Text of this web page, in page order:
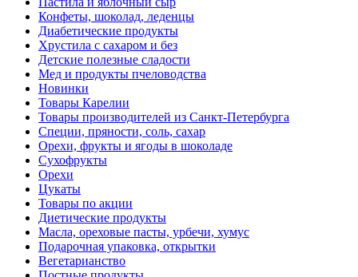
Конфеты, шоколад, леденцы
Диабетические продукты
Хрустила с сахаром и без
Детские полезные сладости
Мед и продукты пчеловодства
Новинки
Товары Карелии
Товары производителей из Санкт-Петербурга
Специи, пряности, соль, сахар
Орехи, фрукты и ягоды в шоколаде
Сухофрукты
Орехи
Цукаты
Товары по акции
Диетические продукты
Масла, ореховые пасты, урбечи, хумус
Подарочная упаковка, открытки
Вегетарианство